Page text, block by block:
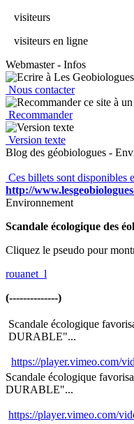
visiteurs
visiteurs en ligne
Webmaster - Infos
Nous contacter
Recommander
Version texte
Blog des géobiologues -
Ces billets sont disponibles
http://
Environnement
Scandale écologique des
Cliquez le pseudo pour
rouanet_l
(--------------)
Scandale écologique
DURABLE"...
https://player.vimeo.com/
Scandale écologique
DURABLE"...
https://player.vimeo.com/